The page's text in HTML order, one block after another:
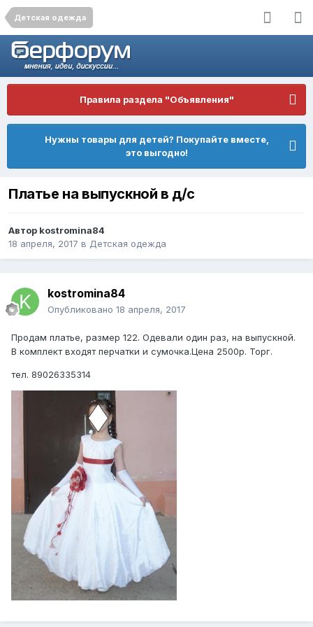
Детская одежда
Правила раздела "Объявления"
Нужны товары для детей? Покупайте вместе,
это выгодно!
Платье на выпускной в д/с
Автор kostromina84
18 апреля, 2017 в Детская одежда
kostromina84
Опубликовано 18 апреля, 2017
Продам платье, размер 122. Одевали один раз, на выпускной.
В комплект входят перчатки и сумочка.Цена 2500р. Торг.
тел. 89026335314